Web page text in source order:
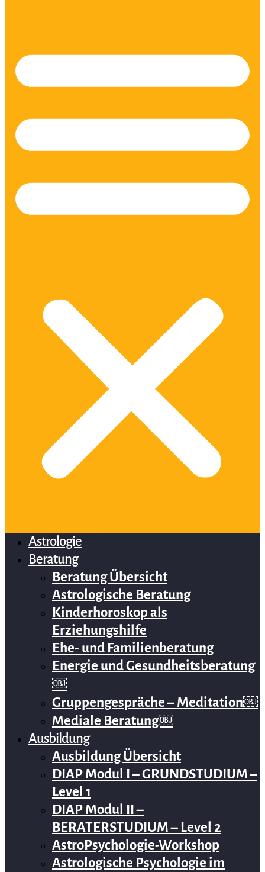
Astrologie
Beratung
Beratung Übersicht
Astrologische Beratung
Kinderhoroskop als
Erziehungshilfe
Ehe- und Familienberatung
Energie und Gesundheitsberatung
￼
Gruppengespräche – Meditation￼
Mediale Beratung￼
Ausbildung
Ausbildung Übersicht
DIAP Modul I – GRUNDSTUDIUM –
Level 1
DIAP Modul II –
BERATERSTUDIUM – Level 2
AstroPsychologie-Workshop
Astrologische Psychologie im